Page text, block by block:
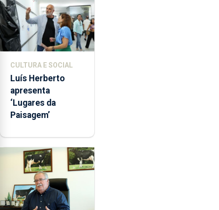
CULTURA E SOCIAL
Luís Herberto
apresenta
‘Lugares da
Paisagem’